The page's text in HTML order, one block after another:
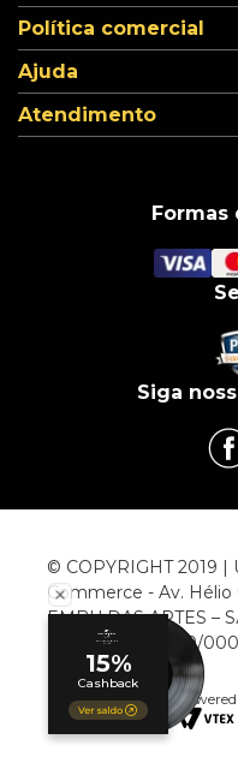
Política comercial
Ajuda
Atendimento
Formas
Siga
© COPYRIGHT 2019 |
Commerce - Av. Hélio
EMBU DAS ARTES –
CNPJ: 00.952.789/